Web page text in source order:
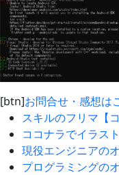
[btn]お問合せ・感想は
スキルのフリマ【
ココナラでイラス
現役エンジニアの
プログラミングの